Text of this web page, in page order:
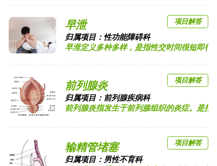
早泄
归属项目： 性功能障碍科
早泄定义多种多样，是指性交时间很短即行
项目解答
前列腺炎
归属项目： 前列腺疾病科
前列腺炎指发生于前列腺组织的炎症。是指
项目解答
输精管堵塞
归属项目： 男性不育科
项目解答